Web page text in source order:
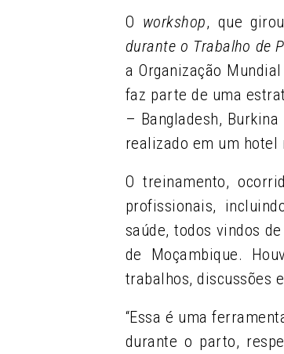
O workshop, que
durante o Trabalho de
a Organização
faz parte de uma
– Bangladesh,
realizado em um hotel
O treinamento,
profissionais,
saúde, todos vindos
de Moçambique.
trabalhos, discussões
“Essa é uma
durante o parto,